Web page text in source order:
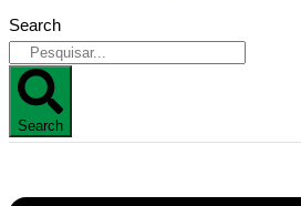
Search
Search